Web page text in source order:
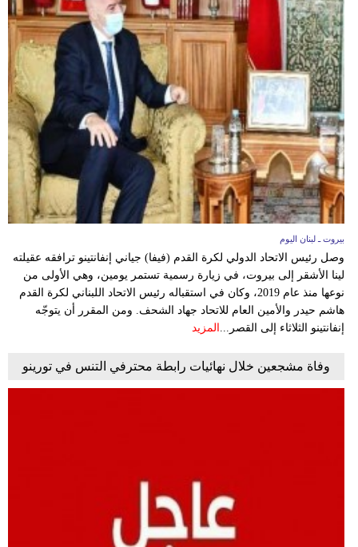
بيروت ـ لبنان اليوم
وصل رئيس الاتحاد الدولي لكرة القدم (فيفا) جياني إنفانتينو ترافقه عقيلته
لينا الأشقر إلى بيروت، في زيارة رسمية تستمر يومين، وهي الأولى من
نوعها منذ عام 2019، وكان في استقباله رئيس الاتحاد اللبناني لكرة القدم
هاشم حيدر والأمين العام للاتحاد جهاد الشحف. ومن المقرر أن يتوجّه
إنفانتينو الثلاثاء إلى القصر... المزيد
وفاة مشجعين خلال نهائيات رابطة محترفي التنس في تورينو